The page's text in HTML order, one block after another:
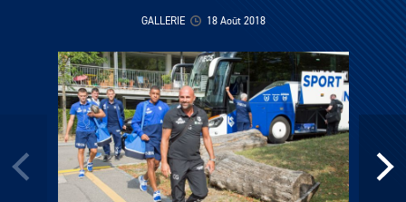
BUSINESS
GALLERIE 18 Août 2018